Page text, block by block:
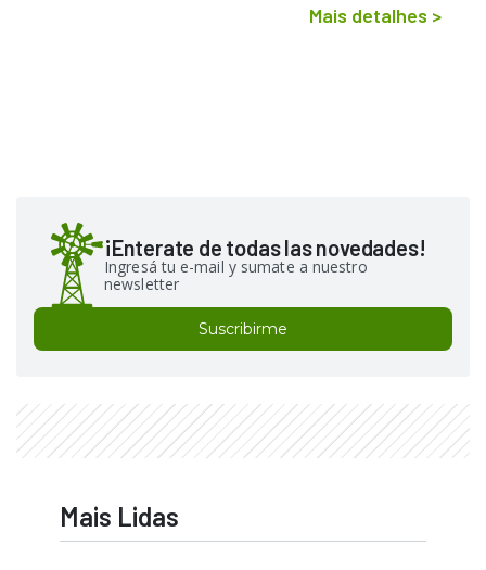
Mais detalhes >
¡Enterate de todas las novedades!
Ingresá tu e-mail y sumate a nuestro
newsletter
Suscribirme
Mais Lidas